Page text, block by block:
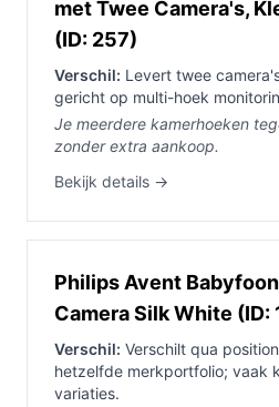
met Twee Camera's,
(ID: 257)
Verschil: Levert twee
gericht op multi-hoek
Je meerdere kamerhoeken
zonder extra aankoop.
Bekijk details →
Philips Avent
Camera Silk White (ID:
Verschil: Verschilt qua
hetzelfde merkportfolio; vaak
variaties.